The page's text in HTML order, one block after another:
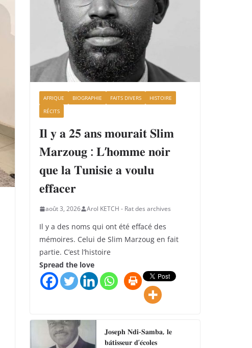
AFRIQUE BIOGRAPHIE FAITS DIVERS
HISTOIRE
RÉCITS
𝐈𝐥 𝐲 𝐚 𝟐𝟓 𝐚𝐧𝐬 𝐦𝐨𝐮𝐫𝐚𝐢𝐭 𝐒𝐥𝐢𝐦
𝐌𝐚𝐫𝐳𝐨𝐮𝐠 : 𝐋’𝐡𝐨𝐦𝐦𝐞 𝐧𝐨𝐢𝐫
𝐪𝐮𝐞 𝐥𝐚 𝐓𝐮𝐧𝐢𝐬𝐢𝐞 𝐚 𝐯𝐨𝐮𝐥𝐮
𝐞𝐟𝐟𝐚𝐜𝐞𝐫
août 3, 2026 Arol KETCH - Rat des archives
Il y a des noms qui ont été effacé des
mémoires. Celui de Slim Marzoug en fait
partie. C’est l’histoire
Spread the love
𝐉𝐨𝐬𝐞𝐩𝐡 𝐍𝐝𝐢-𝐒𝐚𝐦𝐛𝐚, 𝐥𝐞
𝐛𝐚̂𝐭𝐢𝐬𝐬𝐞𝐮𝐫 𝐝’𝐞́𝐜𝐨𝐥𝐞𝐬